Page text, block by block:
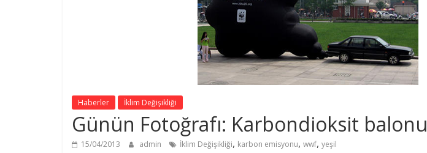
Haberler İklim Değişikliği
Günün Fotoğrafı: Karbondioksit balonu
15/04/2013 admin İklim Değişikliği, karbon emisyonu, wwf, yeşil